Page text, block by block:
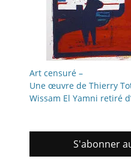
Art censuré –
Une œuvre de Thierry
Wissam El Yamni retiré
S'abonner